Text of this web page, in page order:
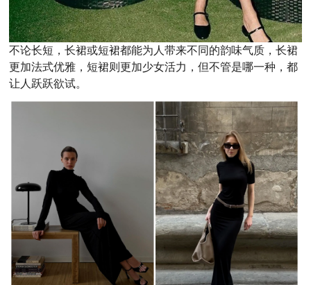
不论长短，长裙或短裙都能为人带来不同的韵味气质，长裙
更加法式优雅，短裙则更加少女活力，但不管是哪一种，都
让人跃跃欲试。